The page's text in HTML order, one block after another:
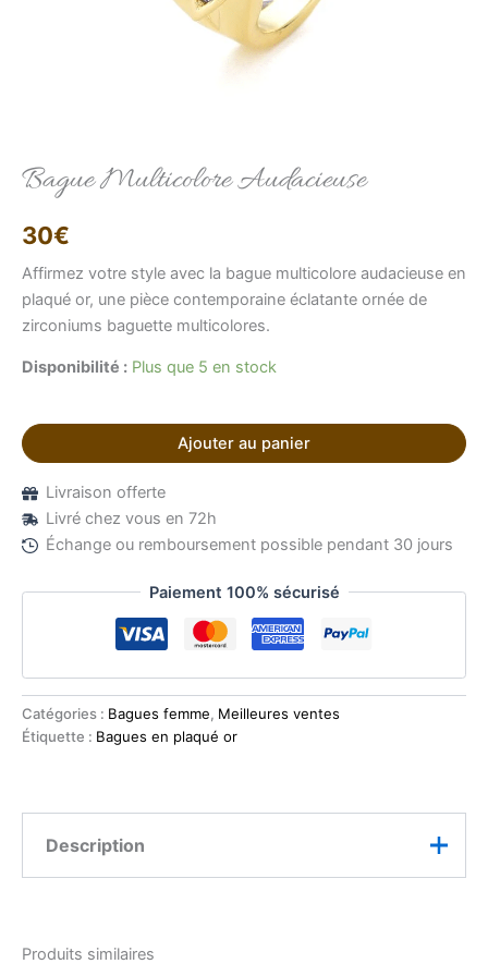
Bague Multicolore Audacieuse
30€
Affirmez votre style avec la bague multicolore audacieuse en
plaqué or, une pièce contemporaine éclatante ornée de
zirconiums baguette multicolores.
Disponibilité : Plus que 5 en stock
Ajouter au panier
Livraison offerte
Livré chez vous en 72h
Échange ou remboursement possible pendant 30 jours
Paiement 100% sécurisé
Catégories : Bagues femme, Meilleures ventes
Étiquette : Bagues en plaqué or
Description
Cette bague contemporaine séduit par son design
Produits similaires
Elise Conseillère LFAB
Bonjour, je suis Élise, votre conseillère virtuelle.
Comment puis-je vous aider ?